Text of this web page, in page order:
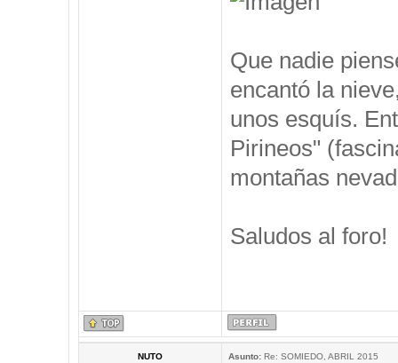
Que nadie
encantó la
unos esquís.
Pirineos"
montañas
Saludos al foro!
NUTO Asunto:Re: SOMIEDO, ABRIL 2015